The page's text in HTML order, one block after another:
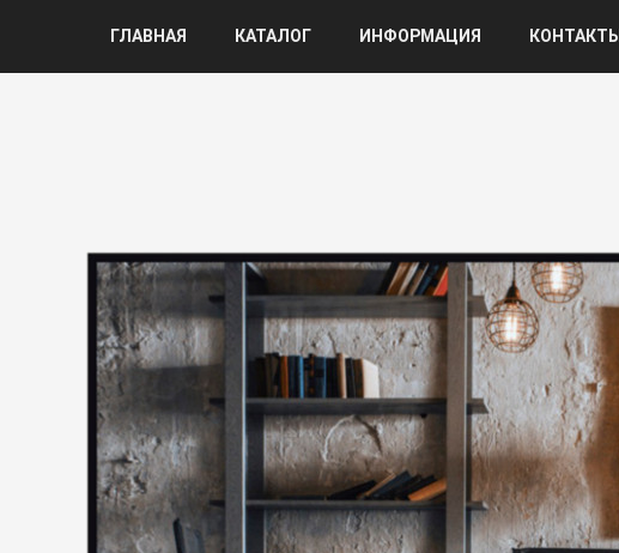
ГЛАВНАЯ КАТАЛОГ ИНФОРМАЦИЯ КОНТАКТЫ